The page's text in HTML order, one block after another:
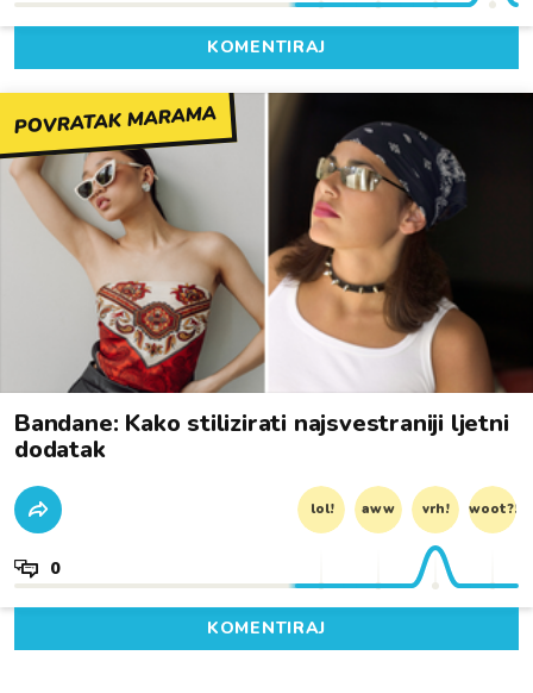
KOMENTIRAJ
POVRATAK MARAMA
Bandane: Kako stilizirati najsvestraniji ljetni
dodatak
lol! aww vrh! woot?!
0
KOMENTIRAJ